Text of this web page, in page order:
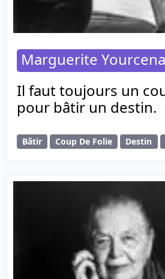
Marguerite
Il faut toujours un
pour bâtir un destin.
Bâtir Coup De Folie Destin